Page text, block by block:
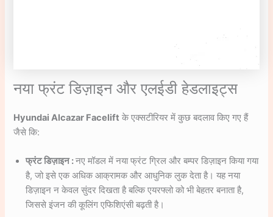
नया फ्रंट डिज़ाइन और एलईडी हेडलाइट्स
Hyundai Alcazar Facelift के एक्सटीरियर में कुछ बदलाव किए गए हैं
जैसे कि:
फ्रंट डिज़ाइन :नए मॉडल में नया फ्रंट ग्रिल और बम्पर डिज़ाइन किया गया
है, जो इसे एक अधिक आक्रामक और आधुनिक लुक देता है। यह नया
डिज़ाइन न केवल सुंदर दिखता है बल्कि एयरफ्लो को भी बेहतर बनाता है,
जिससे इंजन की कूलिंग एफिशिएंसी बढ़ती है।